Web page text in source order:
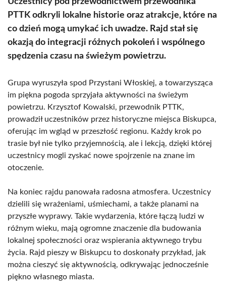
PTTK odkryli lokalne historie oraz atrakcje, które na
co dzień mogą umykać ich uwadze. Rajd stał się
okazją do integracji różnych pokoleń i wspólnego
spędzenia czasu na świeżym powietrzu.
Grupa wyruszyła spod Przystani Włoskiej, a towarzysząca
im piękna pogoda sprzyjała aktywności na świeżym
powietrzu. Krzysztof Kowalski, przewodnik PTTK,
prowadził uczestników przez historyczne miejsca Biskupca,
oferując im wgląd w przeszłość regionu. Każdy krok po
trasie był nie tylko przyjemnością, ale i lekcją, dzięki której
uczestnicy mogli zyskać nowe spojrzenie na znane im
otoczenie.
Na koniec rajdu panowała radosna atmosfera. Uczestnicy
dzielili się wrażeniami, uśmiechami, a także planami na
przyszłe wyprawy. Takie wydarzenia, które łączą ludzi w
różnym wieku, mają ogromne znaczenie dla budowania
lokalnej społeczności oraz wspierania aktywnego trybu
życia. Rajd pieszy w Biskupcu to doskonały przykład, jak
można cieszyć się aktywnością, odkrywając jednocześnie
piękno własnego miasta.